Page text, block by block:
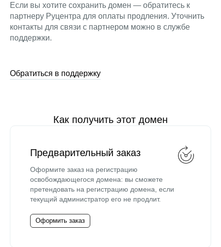
Если вы хотите сохранить домен — обратитесь к
партнеру Руцентра для оплаты продления. Уточнить
контакты для связи с партнером можно в службе
поддержки.
Обратиться в поддержку
Как получить этот домен
Предварительный заказ
Оформите заказ на регистрацию
освобождающегося домена: вы сможете
претендовать на регистрацию домена, если
текущий администратор его не продлит.
Оформить заказ